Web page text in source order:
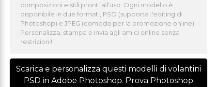
composizioni e stili pronti all'uso. Ogni modello è
disponibile in due formati, PSD (supporta l'editing di
Photoshop) e JPEG (comodo per la promozione online).
Personalizza, stampa e invia agli amici online senza
restrizioni!
Scarica e personalizza questi modelli di volantini
PSD in Adobe Photoshop. Prova Photoshop